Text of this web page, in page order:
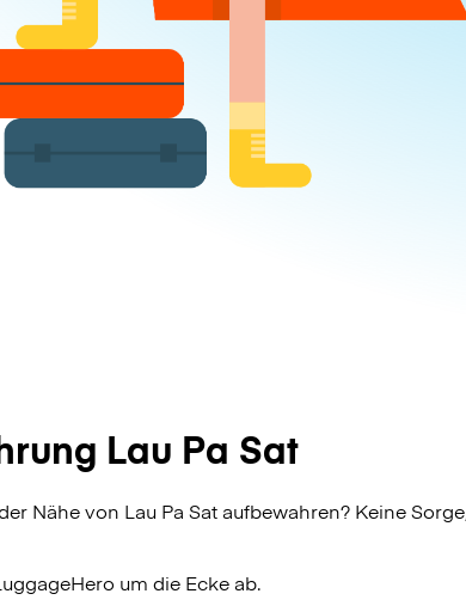
Lau Pa Sat
Nähe von Lau Pa Sat aufbewahren? Keine Sorge,
um die Ecke ab.